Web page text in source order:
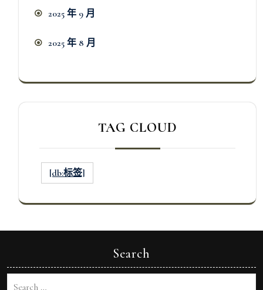
2025 年 9 月
2025 年 8 月
TAG CLOUD
[db:标签]
Search